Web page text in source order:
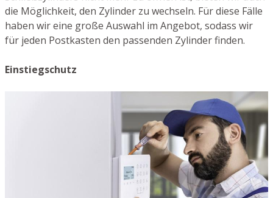
die Möglichkeit, den Zylinder zu wechseln. Für diese Fälle
haben wir eine große Auswahl im Angebot, sodass wir
für jeden Postkasten den passenden Zylinder finden.
Einstiegschutz